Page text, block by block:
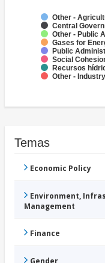
Other -
Central
Other - Public
Gases for
Public
Social
Recursos
Other -
Temas
Economic Policy
Environment,
Management
Finance